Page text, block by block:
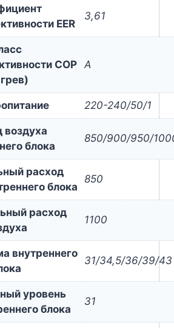
EER
3,61
COP A
220-240/50/1
воздуха
блока
850/900/950/
расход
блока
850
расход
1100
внутреннего
31/34,5/36/39/43
уровень
блока
31